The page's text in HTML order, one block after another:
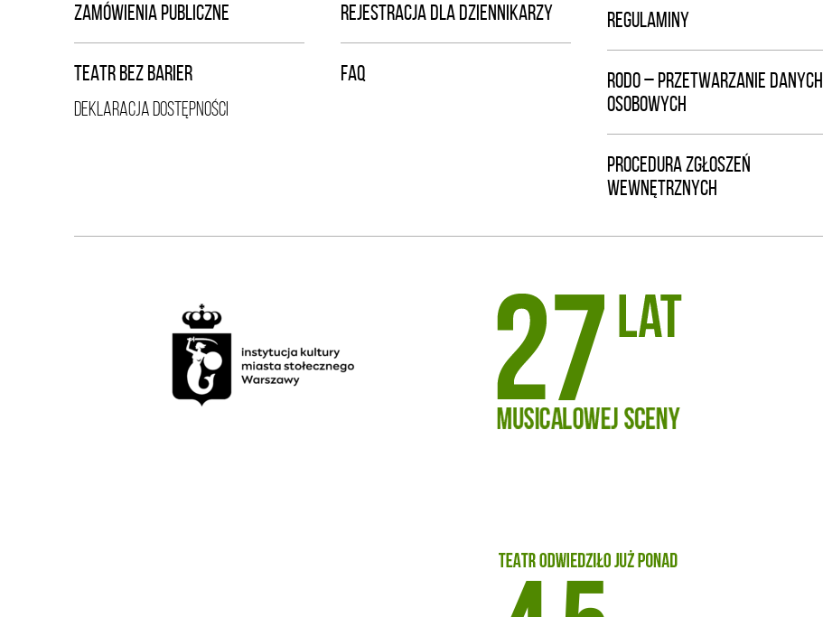
ZAMÓWIENIA PUBLICZNE
TEATR BEZ BARIER
DEKLARACJA DOSTĘPNOŚCI
REJESTRACJA DLA DZIENNIKARZY
FAQ
REGULAMINY
RODO – PRZETWARZANIE DANYCH
OSOBOWYCH
PROCEDURA ZGŁOSZEŃ
WEWNĘTRZNYCH